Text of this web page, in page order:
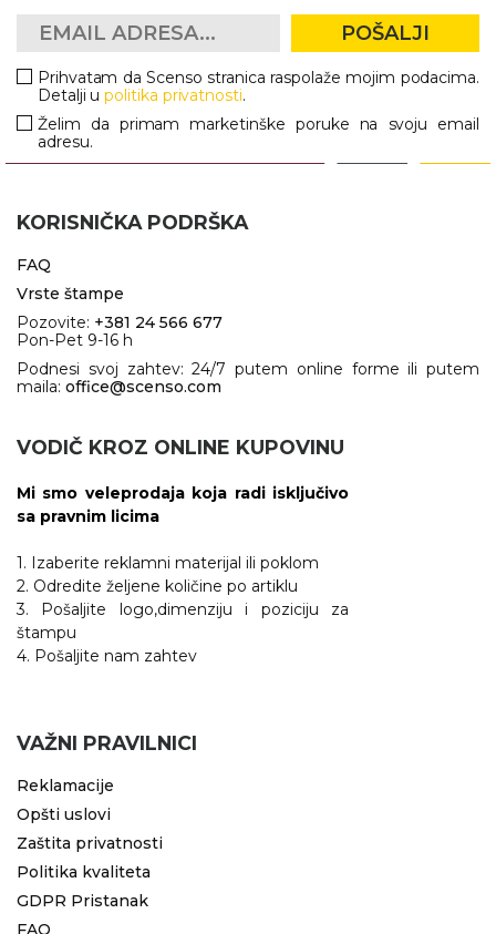
POŠALJI
Prihvatam da Scenso stranica raspolaže mojim podacima.
Detalji upolitika privatnosti.
Želim da primam marketinške poruke na svoju email
adresu.
KORISNIČKA PODRŠKA
FAQ
Vrste štampe
Pozovite: +381 24 566 677
Pon-Pet 9-16 h
Podnesi svoj zahtev: 24/7 putem online forme ili putem
maila: office@scenso.com
VODIČ KROZ ONLINE KUPOVINU
Mi smo veleprodaja koja radi isključivo
sa pravnim licima
1. Izaberite reklamni materijal ili poklom
2. Odredite željene količine po artiklu
3. Pošaljite logo,dimenziju i poziciju za
štampu
4. Pošaljite nam zahtev
VAŽNI PRAVILNICI
Reklamacije
Opšti uslovi
Zaštita privatnosti
Politika kvaliteta
GDPR Pristanak
FAQ